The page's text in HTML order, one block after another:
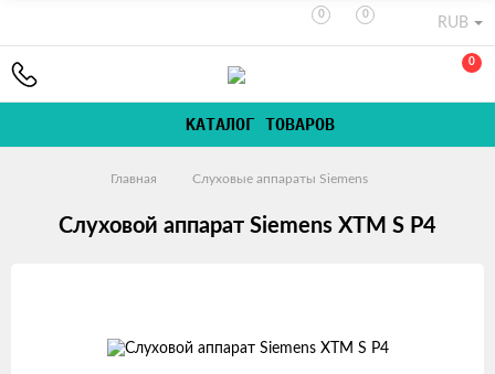
0 0
RUB
0
КАТАЛОГ ТОВАРОВ
Главная Слуховые аппараты Siemens
Слуховой аппарат Siemens XTM S P4